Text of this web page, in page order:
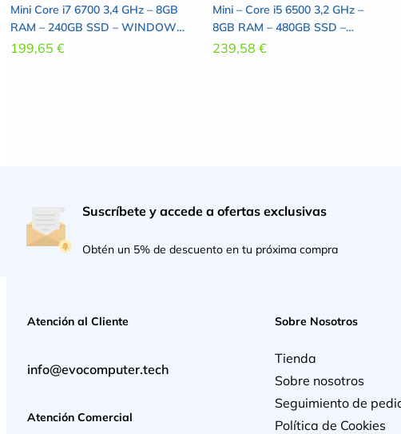
Mini Core i7 6700 3,4 GHz – 8GB
RAM – 240GB SSD – WINDOWS
10 PRO
199,65 €
Mini – Core i5 6500 3,2 GHz –
8GB RAM – 480GB SSD –
WINDOWS 10 PRO
239,58 €
Suscríbete y accede a ofertas exclusivas
Obtén un 5% de descuento en tu próxima compra
Atención al Cliente
info@evocomputer.tech
Atención Comercial
Sobre Nosotros
Tienda
Sobre nosotros
Seguimiento de
Política de Cookies